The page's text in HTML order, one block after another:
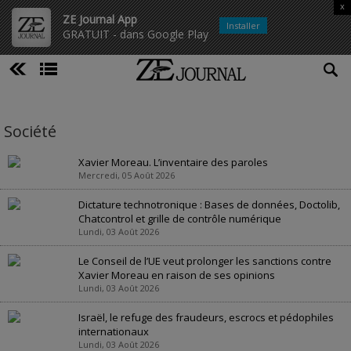
ZE Journal App
GRATUIT - dans Google Play
x
Installer
Société
Xavier Moreau. L’inventaire des paroles
Mercredi, 05 Août 2026
Dictature technotronique : Bases de données, Doctolib,
Chatcontrol et grille de contrôle numérique
Lundi, 03 Août 2026
Le Conseil de l’UE veut prolonger les sanctions contre
Xavier Moreau en raison de ses opinions
Lundi, 03 Août 2026
Israël, le refuge des fraudeurs, escrocs et pédophiles
internationaux
Lundi, 03 Août 2026